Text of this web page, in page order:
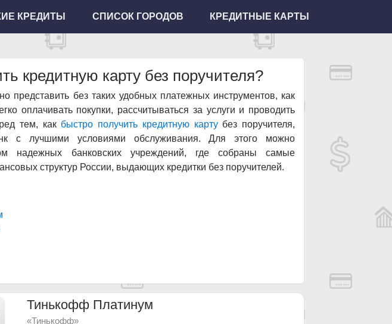
КРЕДИТЫ СПИСОК ГОРОДОВ КРЕДИТНЫЕ КАРТЫ
кредитную карту без поручителя?
представить без таких удобных платежных инструментов, как
оплачивать покупки, рассчитываться за услуги и проводить
тем, как быстро получить кредитную картубез поручителя,
с лучшими условиями обслуживания. Для этого можно
надежных банковских учреждений, где собраны самые
структур России, выдающих кредитки без поручителей.
Тинькофф Платинум
«Тинькофф»